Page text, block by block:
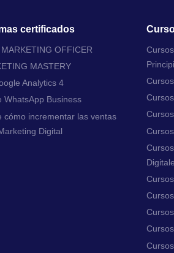
certificados
OFFICER
MASTERY
Analytics 4
WhatsApp Business
cómo incrementar las ventas
Digital